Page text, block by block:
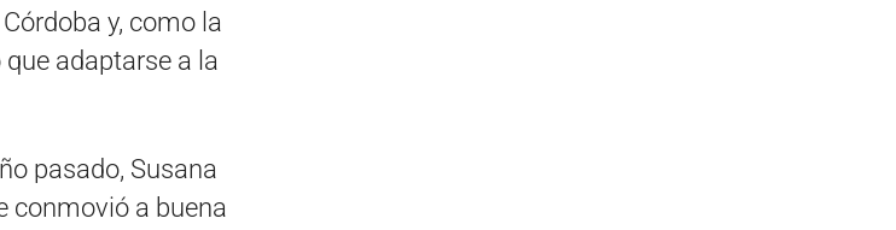
y, como la
adaptarse a la
pasado, Susana
conmovió a buena